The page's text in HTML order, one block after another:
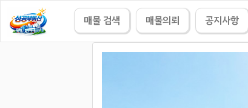
매물 검색 매물의뢰 공지사항